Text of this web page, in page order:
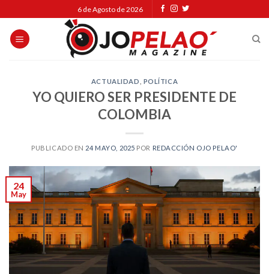
to
content
6 de Agosto de 2026
ACTUALIDAD POLÍTICA
YO QUIERO SER PRESIDENTE DE
COLOMBIA
PUBLICADO EN 24 MAYO, 2025 POR REDACCIÓN OJO PELAO'
24
May